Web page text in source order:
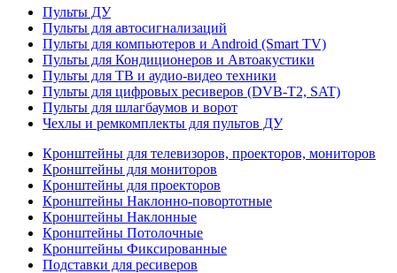
Пульты ДУ
Пульты для автосигнализаций
Пульты для компьютеров и Android (Smart TV)
Пульты для Кондиционеров и Автоакустики
Пульты для ТВ и аудио-видео техники
Пульты для цифровых ресиверов (DVB-T2, SAT)
Пульты для шлагбаумов и ворот
Чехлы и ремкомплекты для пультов ДУ
Кронштейны для телевизоров, проекторов, мониторов
Кронштейны для мониторов
Кронштейны для проекторов
Кронштейны Наклонно-повортотные
Кронштейны Наклонные
Кронштейны Потолочные
Кронштейны Фиксированные
Подставки для ресиверов